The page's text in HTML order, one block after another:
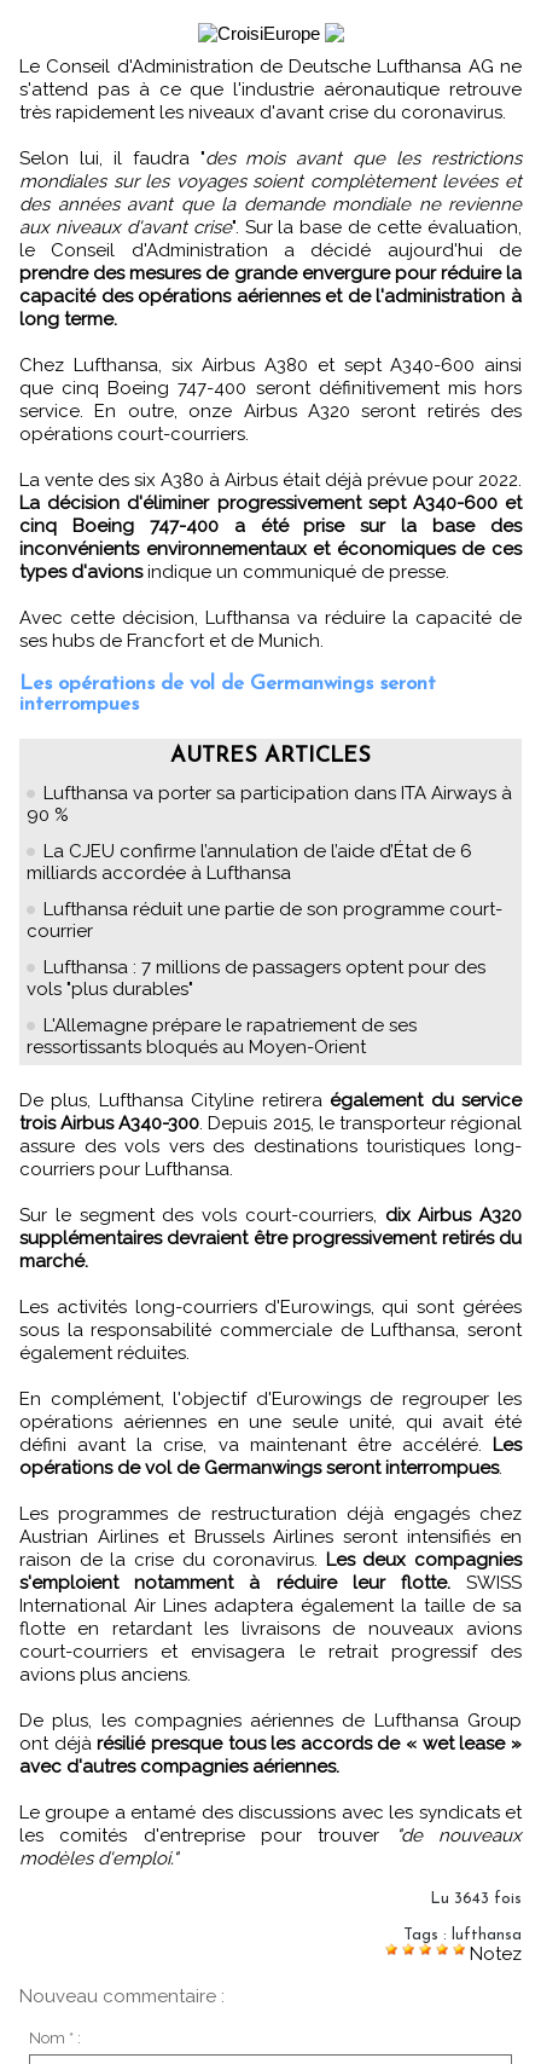
Le Conseil d'Administration de Deutsche Lufthansa AG ne
s'attend pas à ce que l'industrie aéronautique retrouve
très rapidement les niveaux d'avant crise du coronavirus.
Selon lui, il faudra "des mois avant que les restrictions
mondiales sur les voyages soient complètement levées et
des années avant que la demande mondiale ne revienne
aux niveaux d'avant crise". Sur la base de cette évaluation,
le Conseil d'Administration a décidé aujourd'hui de
prendre des mesures de grande envergure pour réduire la
capacité des opérations aériennes et de l'administration à
long terme.
Chez Lufthansa, six Airbus A380 et sept A340-600 ainsi
que cinq Boeing 747-400 seront définitivement mis hors
service. En outre, onze Airbus A320 seront retirés des
opérations court-courriers.
La vente des six A380 à Airbus était déjà prévue pour 2022.
La décision d'éliminer progressivement sept A340-600 et
cinq Boeing 747-400 a été prise sur la base des
inconvénients environnementaux et économiques de ces
types d'avionsindique un communiqué de presse.
Avec cette décision, Lufthansa va réduire la capacité de
ses hubs de Francfort et de Munich.
Les opérations de vol de Germanwings seront
interrompues
AUTRES ARTICLES
Lufthansa va porter sa participation dans ITA Airways à
90 %
La CJEU confirme l’annulation de l’aide d’État de 6
milliards accordée à Lufthansa
Lufthansa réduit une partie de son programme court-
courrier
Lufthansa : 7 millions de passagers optent pour des
vols "plus durables"
L'Allemagne prépare le rapatriement de ses
ressortissants bloqués au Moyen-Orient
De plus, Lufthansa Cityline retirera également du service
trois Airbus A340-300 . Depuis 2015, le transporteur régional
assure des vols vers des destinations touristiques long-
courriers pour Lufthansa.
Sur le segment des vols court-courriers, dix Airbus A320
supplémentaires devraient être progressivement retirés du
marché.
Les activités long-courriers d'Eurowings, qui sont gérées
sous la responsabilité commerciale de Lufthansa, seront
également réduites.
En complément, l'objectif d'Eurowings de regrouper les
opérations aériennes en une seule unité, qui avait été
défini avant la crise, va maintenant être accéléré. Les
opérations de vol de Germanwings seront interrompues.
Les programmes de restructuration déjà engagés chez
Austrian Airlines et Brussels Airlines seront intensifiés en
raison de la crise du coronavirus. Les deux compagnies
s'emploient notamment à réduire leur flotte.SWISS
International Air Lines adaptera également la taille de sa
flotte en retardant les livraisons de nouveaux avions
court-courriers et envisagera le retrait progressif des
avions plus anciens.
De plus, les compagnies aériennes de Lufthansa Group
ont déjàrésilié presque tous les accords de « wet lease »
avec d'autres compagnies aériennes.
Le groupe a entamé des discussions avec les syndicats et
les comités d'entreprise pour trouver
"de nouveaux
modèles d'emploi."
Lu 3643 fois
Tags : lufthansa
Notez
Nouveau commentaire :
Nom * :